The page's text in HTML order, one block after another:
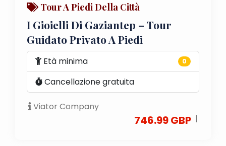
Tour A Piedi Della Città
I Gioielli Di Gaziantep – Tour
Guidato Privato A Piedi
Età minima 0
Cancellazione gratuita
Viator Company
746.99 GBP |